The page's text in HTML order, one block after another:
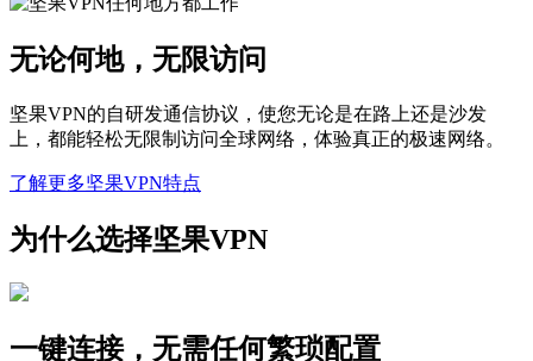
无论何地，无限访问
坚果VPN的自研发通信协议，使您无论是在路上还是沙发
上，都能轻松无限制访问全球网络，体验真正的极速网络。
了解更多坚果VPN特点
为什么选择坚果VPN
一键连接，无需任何繁琐配置